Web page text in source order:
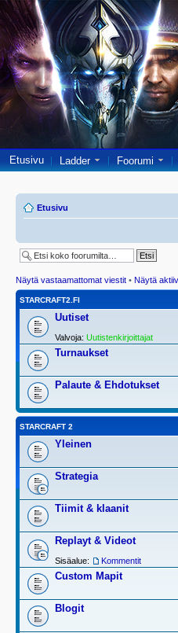
Etusivu Ladder Foorumi
Etusivu
Näytä vastaamattomat viestit • Näytä
STARCRAFT2.FI
Uutiset
Valvoja: Uutistenkirjoittajat
Turnaukset
Palaute & Ehdotukset
STARCRAFT 2
Yleinen
Strategia
Tiimit & klaanit
Replayt & Videot
Sisäalue: Kommentit
Custom Mapit
Blogit